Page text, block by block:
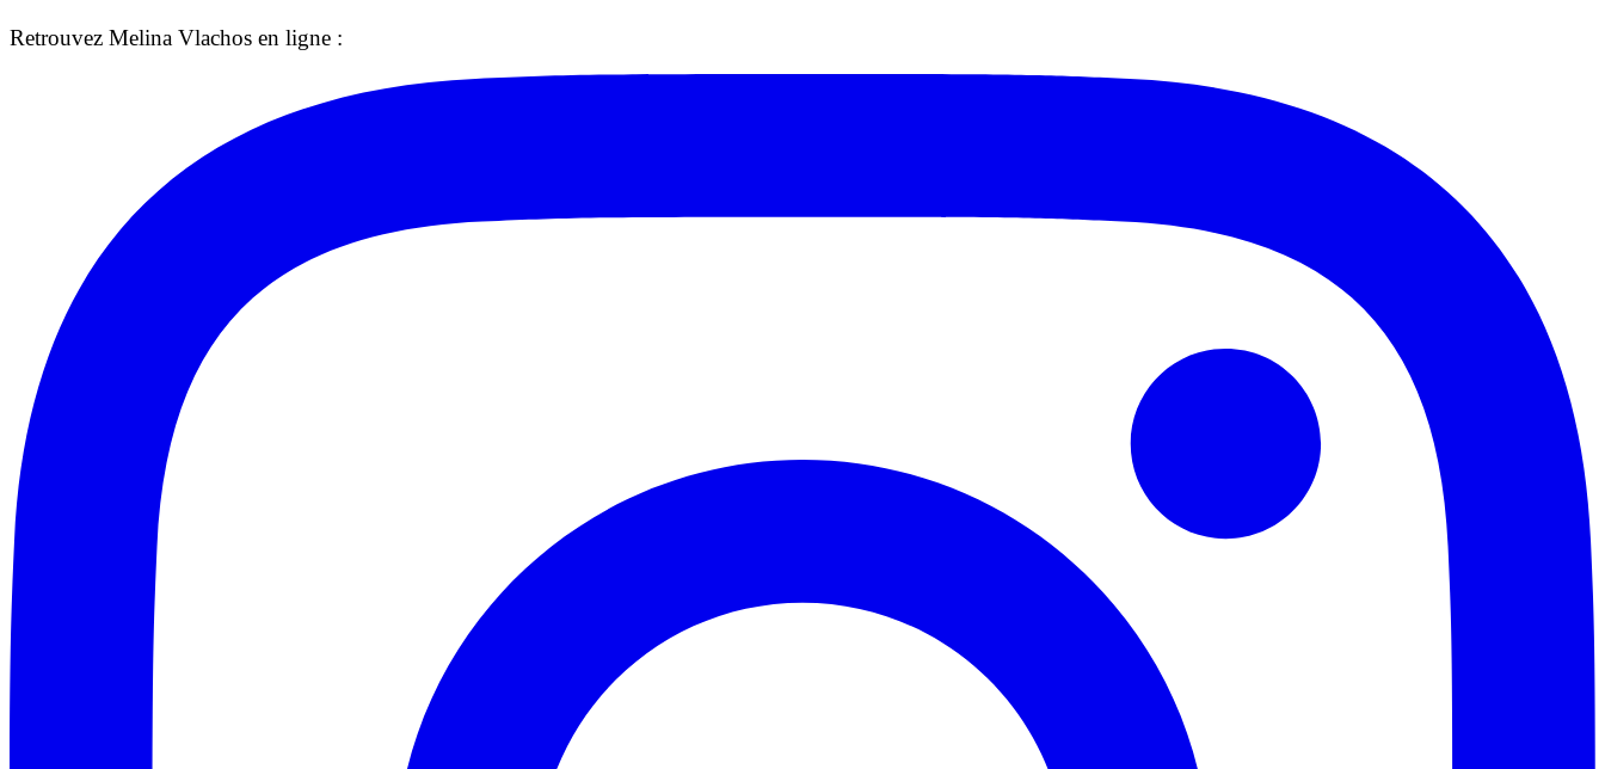
Retrouvez Melina Vlachos en ligne :